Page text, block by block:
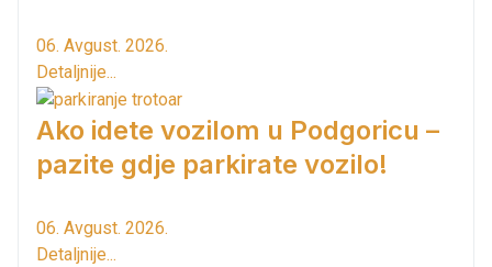
06. Avgust. 2026.
Detaljnije...
Ako idete vozilom u Podgoricu –
pazite gdje parkirate vozilo!
06. Avgust. 2026.
Detaljnije...